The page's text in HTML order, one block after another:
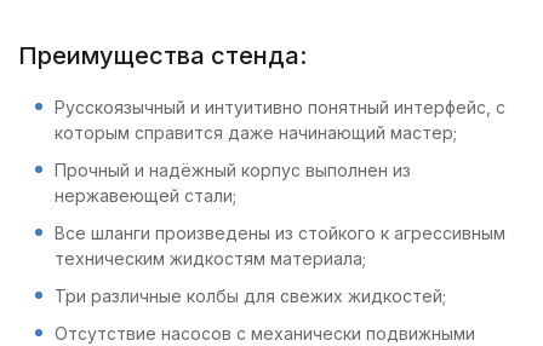
Преимущества стенда:
Русскоязычный и интуитивно понятный интерфейс, с
которым справится даже начинающий мастер;
Прочный и надёжный корпус выполнен из
нержавеющей стали;
Все шланги произведены из стойкого к агрессивным
техническим жидкостям материала;
Три различные колбы для свежих жидкостей;
Отсутствие насосов с механически подвижными